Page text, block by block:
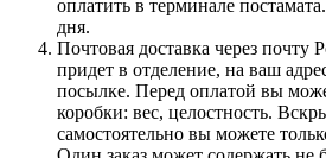
оплатить в терминале
дня.
Почтовая доставка через почту
придет в отделение, на ваш
посылке. Перед оплатой вы
коробки: вес, целостность.
самостоятельно вы можете